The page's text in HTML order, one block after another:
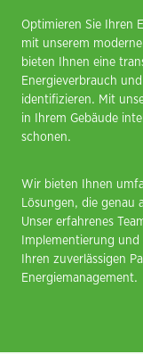
Optimieren Sie Ihren
mit unserem
bieten Ihnen eine
Energieverbrauch
identifizieren. Mit
in Ihrem Gebäude
schonen.
Wir bieten Ihnen
Lösungen, die genau
Unser erfahrenes
Implementierung
Ihren zuverlässigen
Energiemanagement.